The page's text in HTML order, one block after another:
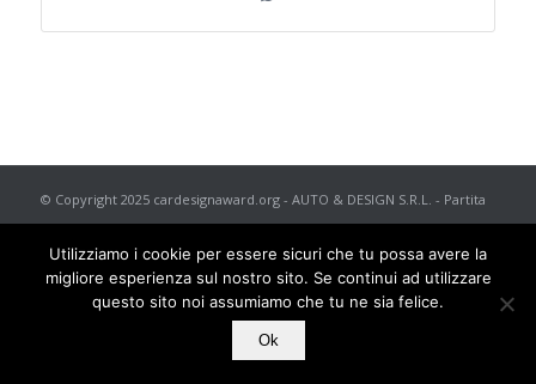
© Copyright 2025 cardesignaward.org - AUTO & DESIGN S.R.L. - Partita
Sociale € 50.000 i.v. - Powered byTosoLab
Utilizziamo i cookie per essere sicuri che tu possa avere la
migliore esperienza sul nostro sito. Se continui ad utilizzare
questo sito noi assumiamo che tu ne sia felice.
Ok